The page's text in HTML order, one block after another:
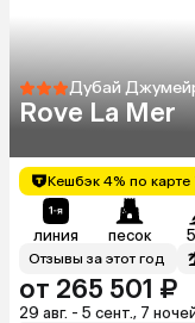
Дубай
Rove La Mer
Кешбэк 4% по карте
линия песок
Отзывы за этот год
от 265 501 ₽
29 авг. - 5 сент., 7